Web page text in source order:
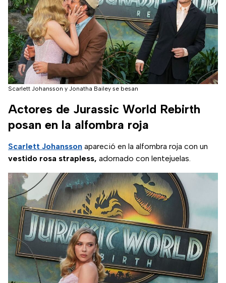
Scarlett Johansson y Jonatha Bailey se besan
Actores de Jurassic World Rebirth
posan en la alfombra roja
Scarlett Johansson apareció en la alfombra roja con un
vestido rosa strapless, adornado con lentejuelas.